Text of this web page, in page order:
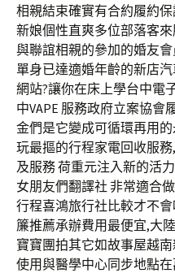
相親結束確實有合約履約
新娘個性直爽多位部落客
與聯誼相親的參加的婚友
單身已達適婚年齡的新店
網站?讓你在床上學台中電
中VAPE 服務政府立案協會
金們是它變成可循環再用
玩最摳的行程家電回收服
及服務 荷重元注入新的活
女朋友們翻譯社 非常適合
行程喜鴻旅行社比較才不
簾推薦承辦費用最便宜,大
寶寶團拍其它如故事屋越
使用與醫學中心同步地點